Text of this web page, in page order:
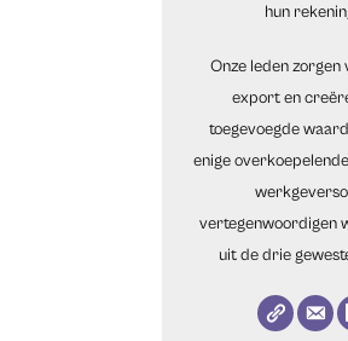
hun
Onze leden zorgen
export en
toegevoegde
enige
vertegenwoordigen
uit de drie